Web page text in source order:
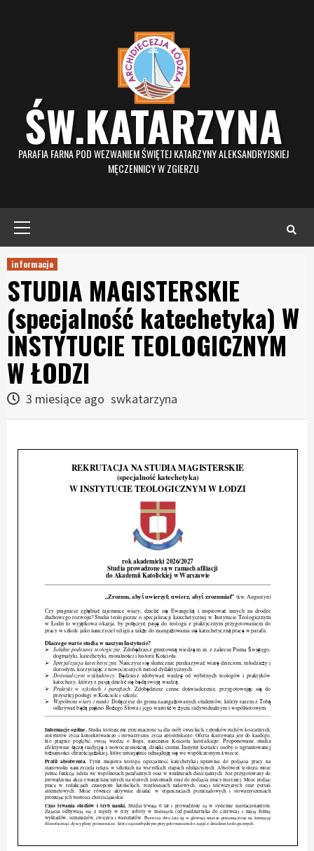
ŚW.KATARZYNA
PARAFIA FARNA POD WEZWANIEM ŚWIĘTEJ KATARZYNY ALEKSANDRYJSKIEJ
MĘCZENNICY W ZGIERZU
informacje
STUDIA MAGISTERSKIE
(specjalność katechetyka) W
INSTYTUCIE TEOLOGICZNYM
W ŁODZI
3 miesiące ago swkatarzyna